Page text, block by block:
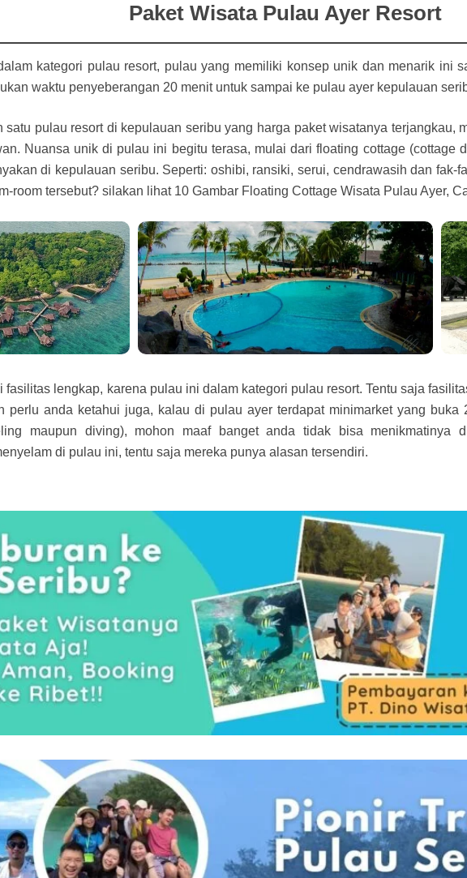
Paket Wisata Pulau Ayer Resort
kategori pulau resort, pulau yang memiliki konsep unik dan menarik ini
waktu penyeberangan 20 menit untuk sampai ke pulau ayer kepulauan
satu pulau resort di kepulauan seribu yang harga paket wisatanya terjangkau,
Nuansa unik di pulau ini begitu terasa, mulai dari floating cottage (cottage
di kepulauan seribu. Seperti: oshibi, ransiki, serui, cendrawasih dan fak-
room tersebut? silakan lihat 10 Gambar Floating Cottage Wisata Pulau Ayer,
fasilitas lengkap, karena pulau ini dalam kategori pulau resort. Tentu saja
perlu anda ketahui juga, kalau di pulau ayer terdapat minimarket yang
maupun diving), mohon maaf banget anda tidak bisa
di pulau ini, tentu saja mereka punya alasan tersendiri.